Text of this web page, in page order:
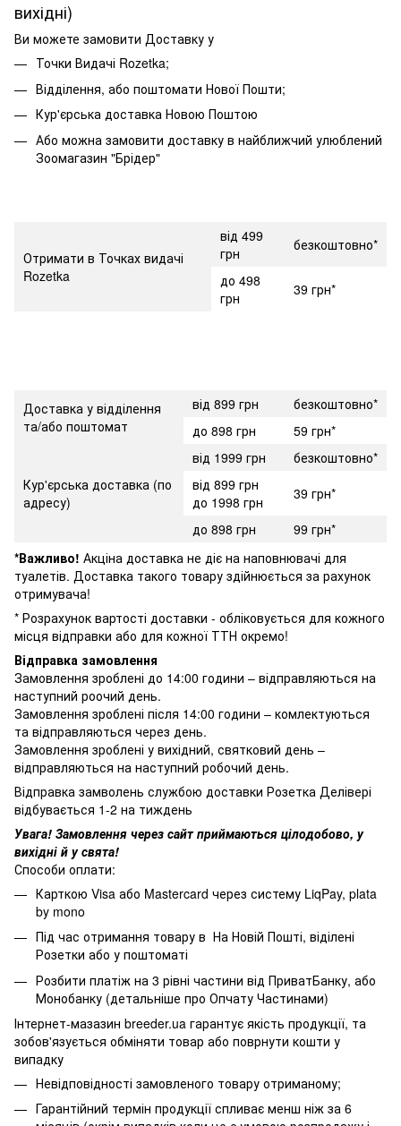
вихідні)
Ви можете замовити Доставку у
Точки Видачі Rozetka;
Відділення, або поштомати Нової Пошти;
Кур'єрська доставка Новою Поштою
Або можна замовити доставку в найближчий улюблений
Зоомагазин "Брідер"
Отримати в Точках видачі
Rozetka
від 499
грн
безкоштовно*
до 498
грн
39 грн*
Доставка у відділення
та/або поштомат
від 899 грн
безкоштовно*
до 898 грн
59 грн*
Кур'єрська доставка (по
адресу)
від 1999 грн
безкоштовно*
від 899 грн
до 1998 грн
39 грн*
до 898 грн
99 грн*
*Важливо! Акціна доставка не діє на наповнювачі для
туалетів. Доставка такого товару здійнюється за рахунок
отримувача!
* Розрахунок вартості доставки - обліковується для кожного
місця відправки або для кожної ТТН окремо!
Відправка замовлення
Замовлення зроблені до 14:00 години – відправляються на
наступний роочий день.
Замовлення зроблені після 14:00 години – комлектуються
та відправляються через день.
Замовлення зроблені у вихідний, святковий день –
відправляються на наступний робочий день.
Відправка замволень службою доставки Розетка Делівері
відбувається 1-2 на тиждень
Увага! Замовлення через сайт приймаються цілодобово, у
вихідні й у свята!
Способи оплати:
Карткою Visa або Mastercard через систему LiqPay, plata
by mono
Під час отримання товару в На Новій Пошті, віділені
Розетки або у поштоматі
Розбити платіж на 3 рівні частини від ПриватБанку, або
Монобанку (детальніше про Опчату Частинами)
Інтернет-мазазин breeder.ua гарантує якість продукції, та
зобов'язується обміняти товар або поврнути кошти у
випадку
Невідповідності замовленого товару отриманому;
Гарантійний термін продукції спливає менш ніж за 6